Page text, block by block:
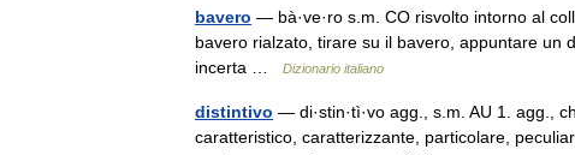
bavero — bà·ve·ro s.m. CO risvolto intorno al
bavero rialzato, tirare su il bavero, appuntare un
incerta …
Dizionario italiano
distintivo — di·stin·tì·vo agg., s.m. AU 1. agg.,
caratteristico, caratterizzante, particolare,